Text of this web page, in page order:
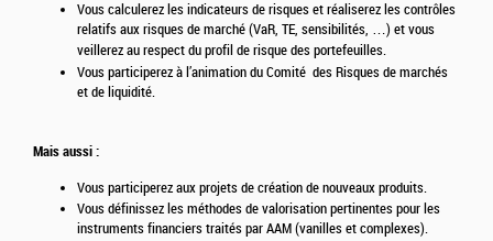
Vous calculerez les indicateurs de risques et réaliserez les contrôles
relatifs aux risques de marché (VaR, TE, sensibilités, …) et vous
veillerez au respect du profil de risque des portefeuilles.
Vous participerez à l’animation du Comité des Risques de marchés
et de liquidité.
Mais aussi :
Vous participerez aux projets de création de nouveaux produits.
Vous définissez les méthodes de valorisation pertinentes pour les
instruments financiers traités par AAM (vanilles et complexes).